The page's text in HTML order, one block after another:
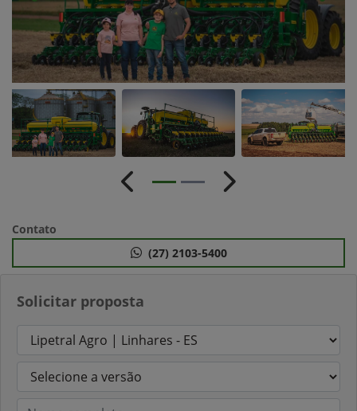
Solicitar proposta
Anterior Próximo
Contato
(27) 2103-5400